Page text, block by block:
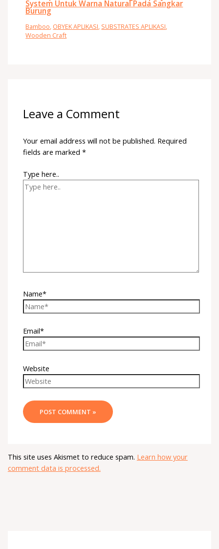
System Untuk Warna Natural Pada Sangkar
Burung
Bamboo, OBYEK APLIKASI, SUBSTRATES APLIKASI,
Wooden Craft
Leave a Comment
Your email address will not be published. Required
fields are marked*
Type here..
Name*
Email*
Website
This site uses Akismet to reduce spam. Learn how your
comment data is processed.